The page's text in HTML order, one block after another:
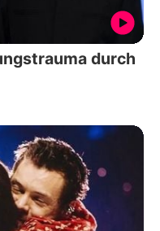
durch